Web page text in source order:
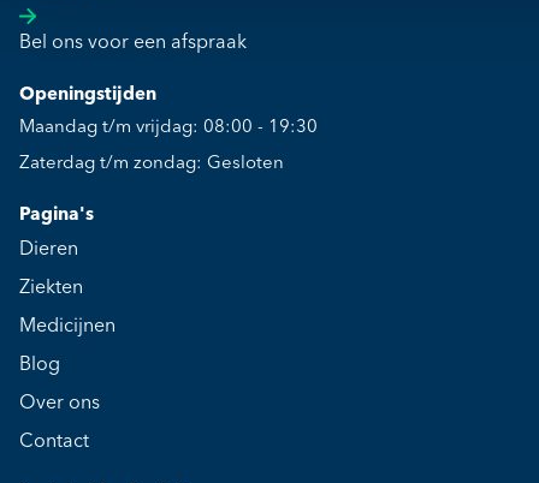
Bel ons voor een afspraak
Openingstijden
Maandag t/m vrijdag: 08:00 - 19:30
Zaterdag t/m zondag: Gesloten
Pagina's
Dieren
Ziekten
Medicijnen
Blog
Over ons
Contact